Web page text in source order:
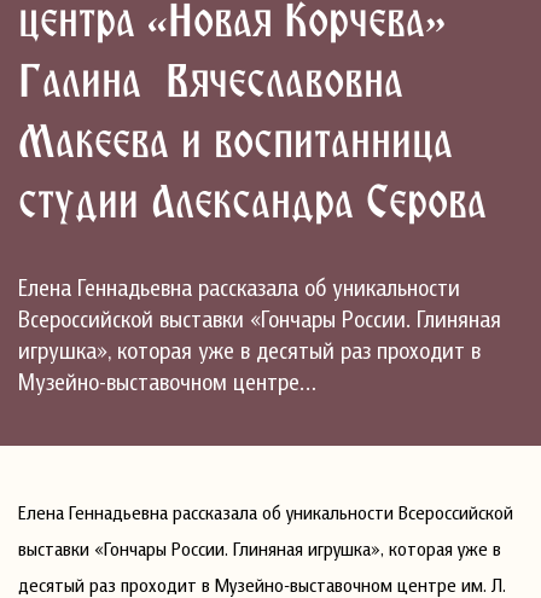
центра «Новая Корчева»
Галина Вячеславовна
Макеева и воспитанница
студии Александра Серова
Елена Геннадьевна рассказала об уникальности
Всероссийской выставки «Гончары России. Глиняная
игрушка», которая уже в десятый раз проходит в
Музейно-выставочном центре…
Елена Геннадьевна рассказала об уникальности Всероссийской
выставки «Гончары России. Глиняная игрушка», которая уже в
десятый раз проходит в Музейно-выставочном центре им. Л.